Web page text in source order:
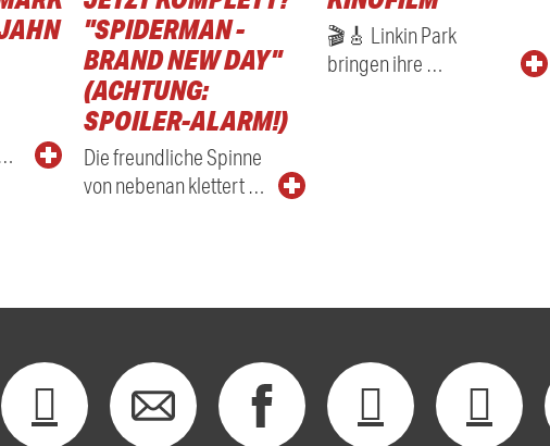
"SPIDERMAN -
BRAND NEW DAY"
(ACHTUNG:
SPOILER-ALARM!)
Die freundliche Spinne
von nebenan klettert …
🎬🎸 Linkin Park
bringen ihre …